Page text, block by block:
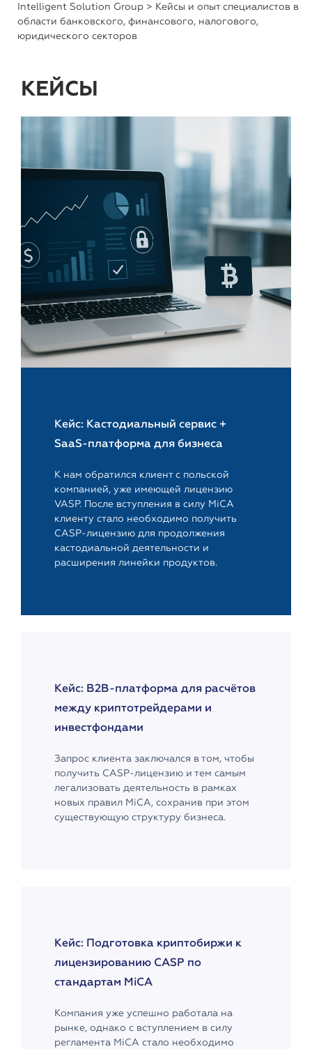
Intelligent Solution Group > Кейсы и опыт специалистов в
области банковского, финансового, налогового,
юридического секторов
КЕЙСЫ
Кейс: Кастодиальный сервис +
SaaS-платформа для бизнеса
К нам обратился клиент с польской
компанией, уже имеющей лицензию
VASP. После вступления в силу MiCA
клиенту стало необходимо получить
CASP-лицензию для продолжения
кастодиальной деятельности и
расширения линейки продуктов.
Кейс: B2B-платформа для расчётов
между криптотрейдерами и
инвестфондами
Запрос клиента заключался в том, чтобы
получить CASP-лицензию и тем самым
легализовать деятельность в рамках
новых правил MiCA, сохранив при этом
существующую структуру бизнеса.
Кейс: Подготовка криптобиржи к
лицензированию CASP по
стандартам MiCA
Компания уже успешно работала на
рынке, однако с вступлением в силу
регламента MiCA стало необходимо